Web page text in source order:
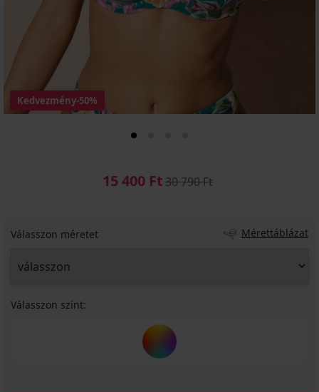
Kedvezmény-50%
15 400 Ft30 790 Ft
Válasszon méretet Mérettáblázat
Válasszon színt: